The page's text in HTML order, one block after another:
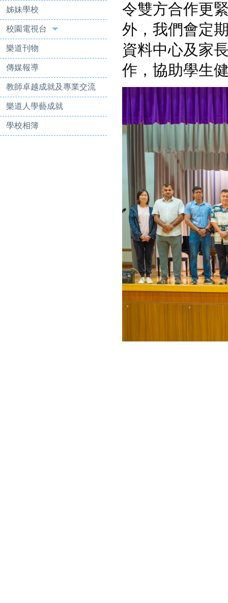
姊妹學校
校園電視台
樂道刊物
傳媒報導
教師卓越成就及專業交流
樂道人學藝成就
學校相簿
令雙方合作更
外，我們會定
資料中心及家
作，協助學生